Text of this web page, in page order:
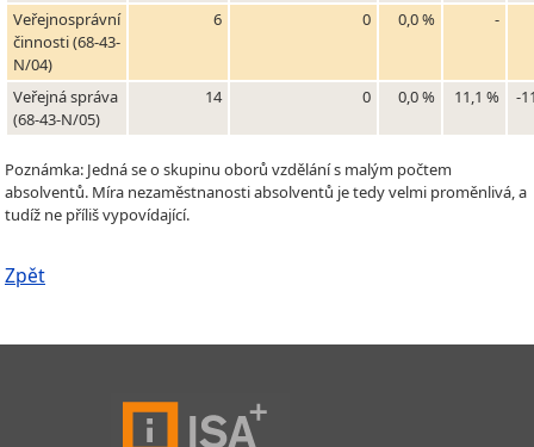
Veřejnosprávní
činnosti (68-43-
N/04)
6 0 0,0 % -
Veřejná správa
(68-43-N/05)
14 0 0,0 % 11,1 % -
Poznámka: Jedná se o skupinu oborů vzdělání s malým počtem
absolventů. Míra nezaměstnanosti absolventů je tedy velmi proměnlivá, a
tudíž ne příliš vypovídající.
Zpět